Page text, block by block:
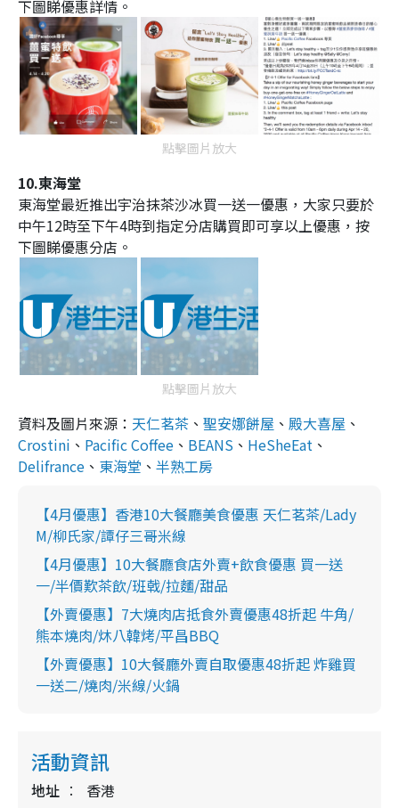
下圖睇優惠詳情。
點擊圖片放大
10.東海堂
東海堂最近推出宇治抹茶沙冰買一送一優惠，大家只要於
中午12時至下午4時到指定分店購買即可享以上優惠，按
下圖睇優惠分店。
點擊圖片放大
資料及圖片來源： 天仁茗茶 、 聖安娜餅屋 、 殿大喜屋 、
Crostini 、 Pacific Coffee 、 BEANS 、 HeSheEat 、
Delifrance 、 東海堂 、 半熟工房
【4月優惠】香港10大餐廳美食優惠 天仁茗茶/Lady
M/柳氏家/譚仔三哥米線
【4月優惠】10大餐廳食店外賣+飲食優惠 買一送
一/半價歎茶飲/班戟/拉麵/甜品
【外賣優惠】7大燒肉店抵食外賣優惠48折起 牛角/
熊本燒肉/炑八韓烤/平昌BBQ
【外賣優惠】10大餐廳外賣自取優惠48折起 炸雞買
一送二/燒肉/米線/火鍋
活動資訊
地址 香港